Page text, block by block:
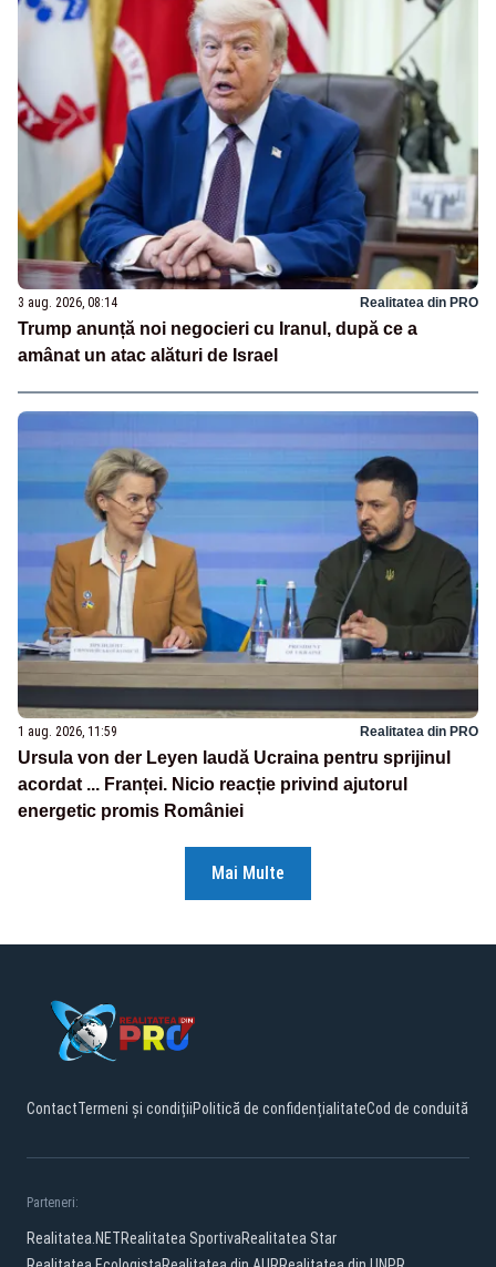
3 aug. 2026, 08:14 Realitatea din PRO
Trump anunță noi negocieri cu Iranul, după ce a
amânat un atac alături de Israel
1 aug. 2026, 11:59 Realitatea din PRO
Ursula von der Leyen laudă Ucraina pentru sprijinul
acordat ... Franței. Nicio reacție privind ajutorul
energetic promis României
Mai Multe
ContactTermeni și condițiiPolitică de confidențialitateCod de conduită
Parteneri:
Realitatea.NETRealitatea SportivaRealitatea Star